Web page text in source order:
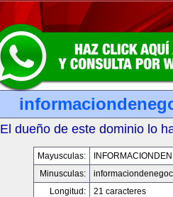
El dueño de este dominio lo
Mayusculas:
Minusculas:
Longitud:
21 caracteres